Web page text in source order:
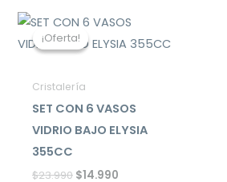
¡Oferta!
¡Oferta!
Cristalería
SET CON 6 VASOS
VIDRIO BAJO ELYSIA
355CC
$23.990
El
precio
original
era:
$14.990
El
precio
actual